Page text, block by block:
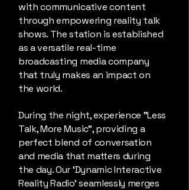
with communicative content
through empowering reality talk
shows. The station is established
as a versatile real-time
broadcasting media company
that truly makes an impact on
the world.
During the night, experience "Less
Talk, More Music", providing a
perfect blend of conversation
and media that matters during
the day. Our ‘Dynamic Interactive
Reality Radio’ seamlessly merges